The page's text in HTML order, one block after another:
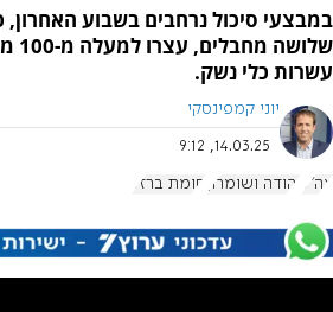
במבצעי סיכול נרחבים בשבוע האחרון,
עשרות כלי נשק.
יוני קמפינסקי
14.03.25, 9:12
צה"ל יהודה ושומרון חומת ברזל